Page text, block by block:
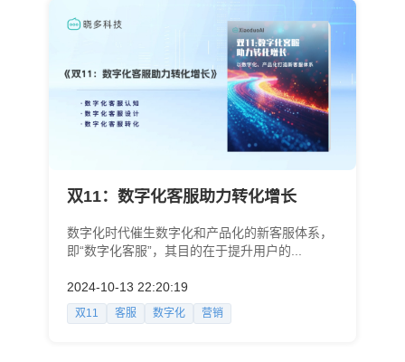
双11：数字化客服助力转化增长
数字化时代催生数字化和产品化的新客服体系，
即“数字化客服”，其目的在于提升用户的...
2024-10-13 22:20:19
双11 客服 数字化 营销